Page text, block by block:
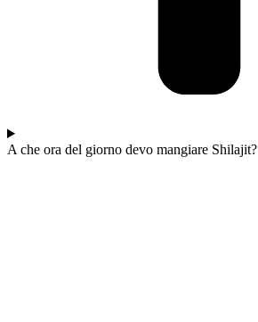
A che ora del giorno devo mangiare Shilajit?